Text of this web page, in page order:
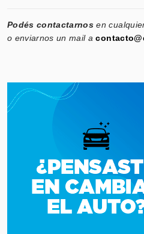
Podés contactarnos en
o enviarnos un mail a